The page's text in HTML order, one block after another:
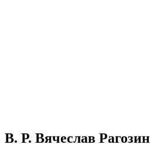
В. Р. Вячеслав Рагозин